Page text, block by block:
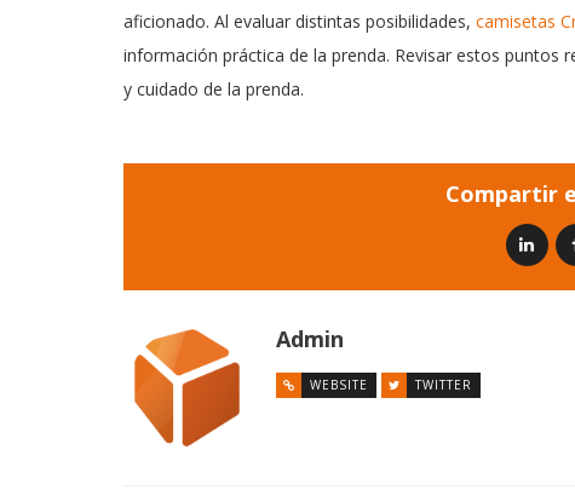
aficionado. Al evaluar distintas posibilidades, camisetas
información práctica de la prenda. Revisar estos puntos
y cuidado de la prenda.
Compartir
Admin
WEBSITE TWITTER